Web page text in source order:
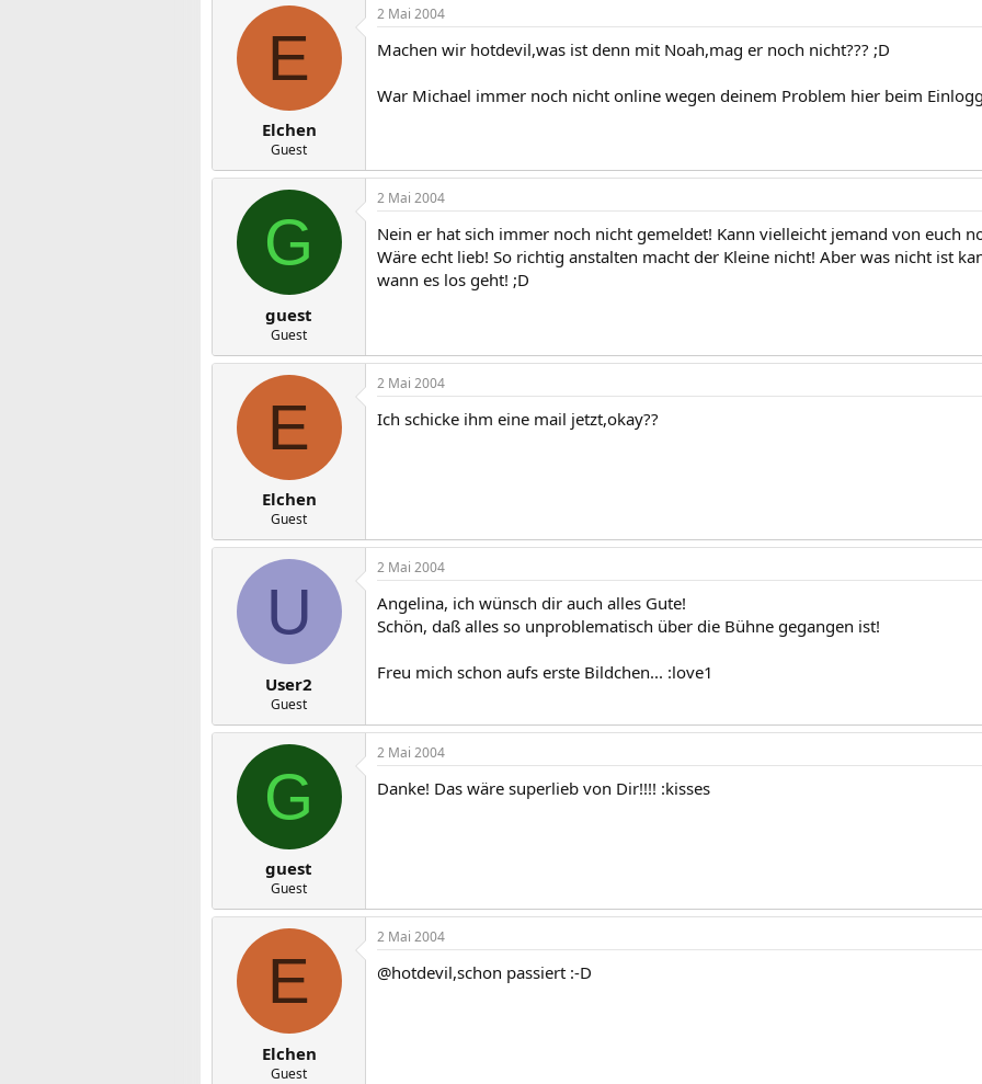
E
Elchen
Guest
2 Mai 2004
Machen wir hotdevil,was ist denn mit Noah,mag er noch nicht??? ;D
War Michael immer noch nicht online wegen deinem Problem hier beim
G
guest
Guest
2 Mai 2004
Nein er hat sich immer noch nicht gemeldet! Kann vielleicht jemand von euch
Wäre echt lieb! So richtig anstalten macht der Kleine nicht! Aber was nicht ist
wann es los geht! ;D
E
Elchen
Guest
2 Mai 2004
Ich schicke ihm eine mail jetzt,okay??
U
User2
Guest
2 Mai 2004
Angelina, ich wünsch dir auch alles Gute!
Schön, daß alles so unproblematisch über die Bühne gegangen ist!
Freu mich schon aufs erste Bildchen... :love1
G
guest
Guest
2 Mai 2004
Danke! Das wäre superlieb von Dir!!!! :kisses
E
Elchen
Guest
2 Mai 2004
@hotdevil,schon passiert :-D